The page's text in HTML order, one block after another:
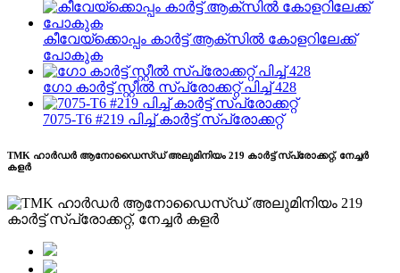
കീവേയ്‌ക്കൊപ്പം കാർട്ട് ആക്‌സിൽ കോളറിലേക്ക്
പോകുക
ഗോ കാർട്ട് സ്റ്റീൽ സ്‌പ്രോക്കറ്റ് പിച്ച് 428
7075‐T6 #219 പിച്ച് കാർട്ട് സ്‌പ്രോക്കറ്റ്
TMK ഹാർഡർ ആനോഡൈസ്ഡ് അലുമിനിയം 219 കാർട്ട് സ്‌പ്രോക്കറ്റ്, നേച്ചർ
കളർ